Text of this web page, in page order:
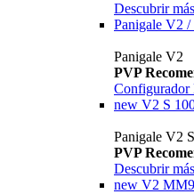
Descubrir más
Panigale V2 /
Panigale V2
PVP
Configurador
new V2 S
Panigale V2
PVP
Descubrir más
new V2